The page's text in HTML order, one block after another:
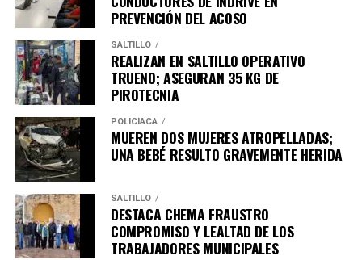
PREVENCIÓN DEL ACOSO
SALTILLO
REALIZAN EN SALTILLO OPERATIVO
TRUENO; ASEGURAN 35 KG DE
PIROTECNIA
POLICÍACA
MUEREN DOS MUJERES ATROPELLADAS;
UNA BEBÉ RESULTO GRAVEMENTE HERIDA
SALTILLO
DESTACA CHEMA FRAUSTRO
COMPROMISO Y LEALTAD DE LOS
TRABAJADORES MUNICIPALES